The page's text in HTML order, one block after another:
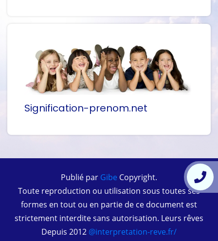
Signification-prenom.net
Publié par Gibe Copyright.
Toute reproduction ou utilisation sous toutes ses
formes en tout ou en partie de ce document est
strictement interdite sans autorisation. Leurs rêves
Depuis 2012 @interpretation-reve.fr/